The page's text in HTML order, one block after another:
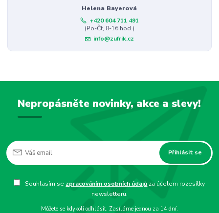
Helena Bayerová
+420 604 711 491
(Po-Čt, 8-16 hod.)
info@zufrik.cz
Nepropásněte novinky, akce a slevy!
Přihlásit se
Souhlasím se zpracováním osobních údajů za účelem rozesílky
newsletteru.
Můžete se kdykoli odhlásit. Zasíláme jednou za 14 dní.